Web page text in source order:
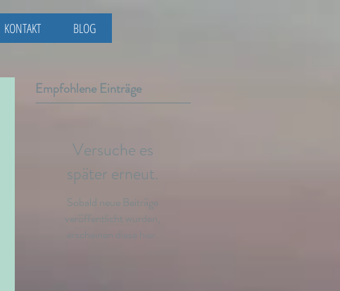
KONTAKT BLOG
Empfohlene Einträge
Versuche es
später erneut.
Sobald neue Beiträge
veröffentlicht wurden,
erscheinen diese hier.